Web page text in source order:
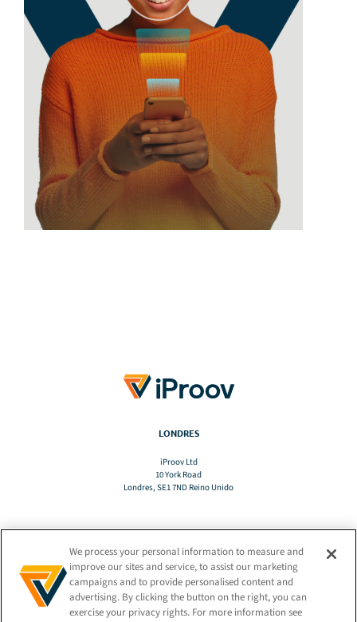
LONDRES
iProov Ltd
10 York Road
Londres, SE1 7ND Reino Unido
TRADUCIR
ES
We process your personal information to measure and
improve our sites and service, to assist our marketing
campaigns and to provide personalised content and
advertising. By clicking the button on the right, you can
exercise your privacy rights. For more information see